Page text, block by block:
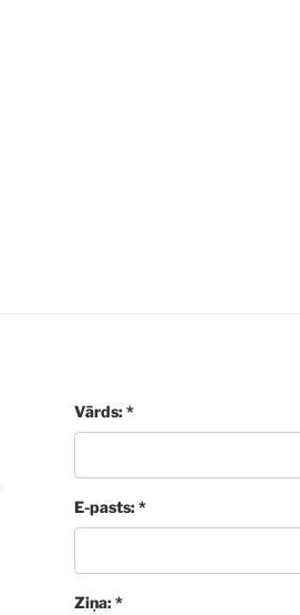
Vārds: *
E-pasts: *
Ziņa: *